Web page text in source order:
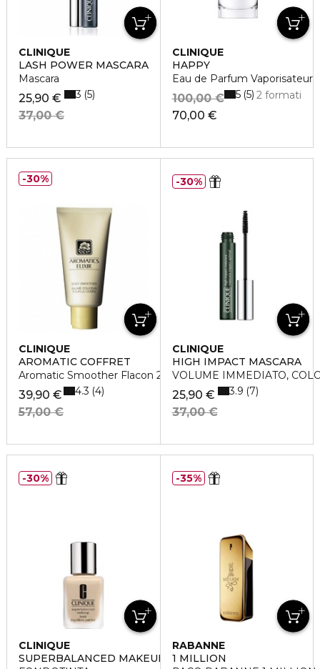
CLINIQUE
LASH POWER MASCARA
Mascara
25,90 €
37,00 €
3 5
CLINIQUE
HAPPY
Eau de Parfum Vaporisateur
70,00 €
100,00 € 2 formati
5 5
CLINIQUE
AROMATIC COFFRET
Aromatic Smoother Flacon 200 Ml
39,90 €
57,00 €
4.3 4
30%
CLINIQUE
HIGH IMPACT MASCARA
VOLUME IMMEDIATO,
25,90 €
37,00 €
3.9 7
30%
CLINIQUE
SUPERBALANCED MAKEUP
30%
RABANNE
1 MILLION
35%